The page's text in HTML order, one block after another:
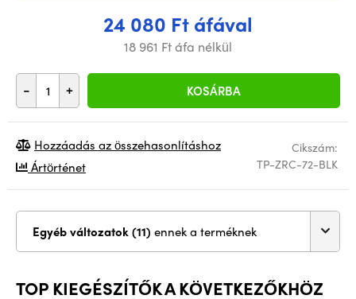
24 080 Ft áfával
18 961 Ft áfa nélkül
- + KOSÁRBA
Cikszám:
TP-ZRC-72-BLK
Hozzáadás az összehasonlításhoz
Ártörténet
Egyéb változatok (11) ennek a terméknek
TOP KIEGÉSZÍTŐK A KÖVETKEZŐKHÖZ